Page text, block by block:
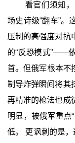
看官们须知
场史诗级“翻车”。
压制的高强度对抗
的“反恐模式”——
首。但俄军根本不
制导炸弹瞬间将其
再精准的枪法也成
明显，被俄军重点
低。 更讽刺的是，